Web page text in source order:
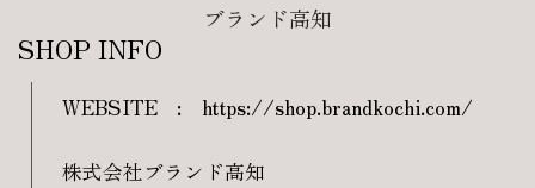
ブランド高知
SHOP INFO
WEBSITE : https://shop.brandkochi.com/
株式会社ブランド高知